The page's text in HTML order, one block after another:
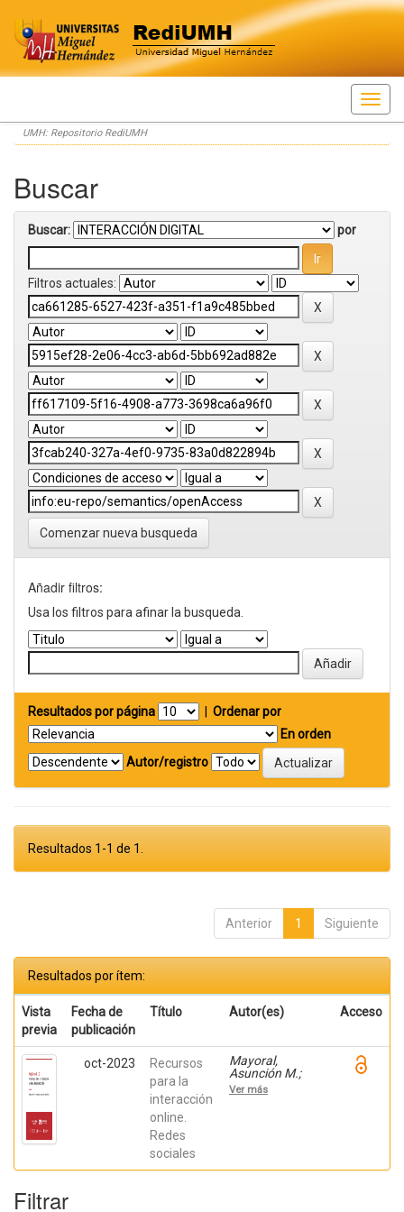
Skip
navigation
UMH: Repositorio RediUMH
Buscar
Buscar: por
Filtros actuales:
Comenzar nueva busqueda
Añadir filtros:
Usa los filtros para afinar la busqueda.
Resultados por página
Ordenar por
En orden
Autor/registro
Resultados 1-1 de 1.
Anterior 1 Siguiente
Resultados por ítem:
Vista
previa
Fecha de
publicación
Título Autor(es) Acceso
oct-2023
Recursos
para la
interacción
online.
Redes
sociales
Mayoral,
Asunción M.;
Montiel-Ruiz,
Francisco José;
Ver más
Filtrar